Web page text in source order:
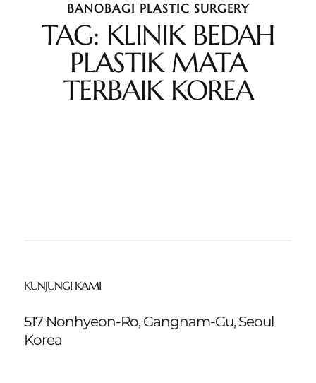
BANOBAGI PLASTIC SURGERY
TAG: KLINIK BEDAH
PLASTIK MATA
TERBAIK KOREA
KUNJUNGI KAMI
517 Nonhyeon-Ro, Gangnam-Gu, Seoul
Korea